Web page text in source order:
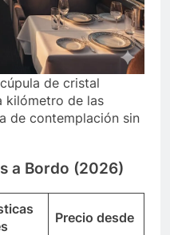
de cristal
kilómetro de las
de contemplación sin
a Bordo (2026)
Precio desde